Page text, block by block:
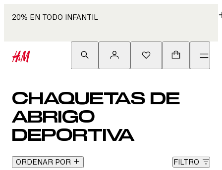
20% EN TODO INFANTIL
CHAQUETAS DE
ABRIGO
DEPORTIVA
ORDENAR POR FILTRO